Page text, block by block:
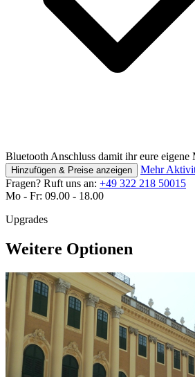
Bluetooth Anschluss damit ihr eure eigene
Hinzufügen & Preise anzeigen
Mehr
Fragen? Ruft uns an: +49 322 218 50015
Mo - Fr: 09.00 - 18.00
Upgrades
Weitere Optionen